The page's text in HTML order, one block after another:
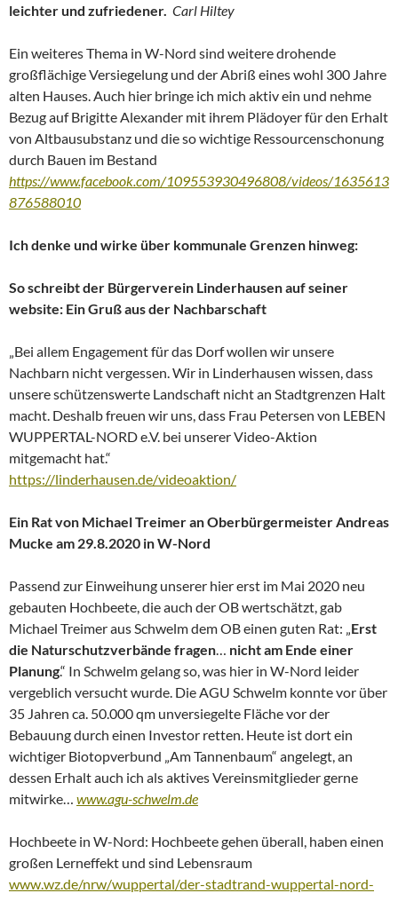
leichter und zufriedener. Carl Hiltey
Ein weiteres Thema in W-Nord sind weitere drohende
großflächige Versiegelung und der Abriß eines wohl 300 Jahre
alten Hauses. Auch hier bringe ich mich aktiv ein und nehme
Bezug auf Brigitte Alexander mit ihrem Plädoyer für den Erhalt
von Altbausubstanz und die so wichtige Ressourcenschonung
durch Bauen im Bestand
https://www.facebook.com/109553930496808/videos/1635613
876588010
Ich denke und wirke über kommunale Grenzen hinweg:
So schreibt der Bürgerverein Linderhausen auf seiner
website: Ein Gruß aus der Nachbarschaft
„Bei allem Engagement für das Dorf wollen wir unsere
Nachbarn nicht vergessen. Wir in Linderhausen wissen, dass
unsere schützenswerte Landschaft nicht an Stadtgrenzen Halt
macht. Deshalb freuen wir uns, dass Frau Petersen von LEBEN
WUPPERTAL-NORD e.V. bei unserer Video-Aktion
mitgemacht hat.“
https://linderhausen.de/videoaktion/
Ein Rat von Michael Treimer an Oberbürgermeister Andreas
Mucke am 29.8.2020 in W-Nord
Passend zur Einweihung unserer hier erst im Mai 2020 neu
gebauten Hochbeete, die auch der OB wertschätzt, gab
Michael Treimer aus Schwelm dem OB einen guten Rat: „ Erst
die Naturschutzverbände fragen
nicht am Ende einer
Planung.“ In Schwelm gelang so, was hier in W-Nord leider
vergeblich versucht wurde. Die AGU Schwelm konnte vor über
35 Jahren ca. 50.000 qm unversiegelte Fläche vor der
Bebauung durch einen Investor retten. Heute ist dort ein
wichtiger Biotopverbund „Am Tannenbaum“ angelegt, an
dessen Erhalt auch ich als aktives Vereinsmitglieder gerne
mitwirke… www.agu-schwelm.de
Hochbeete in W-Nord: Hochbeete gehen überall, haben einen
großen Lerneffekt und sind Lebensraum
www.wz.de/nrw/wuppertal/der-stadtrand-wuppertal-nord-